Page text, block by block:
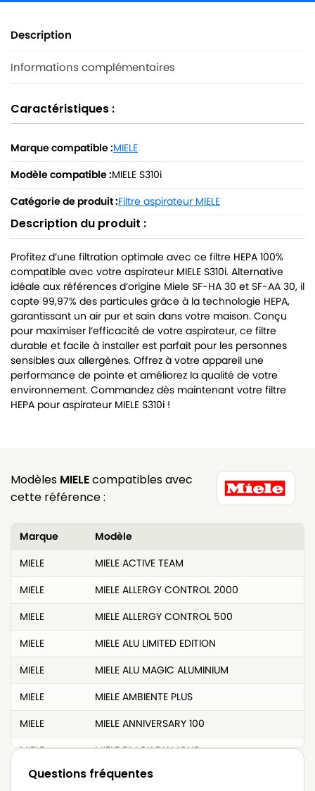
Description
Informations complémentaires
Caractéristiques :
Marque compatible :MIELE
Modèle compatible :MIELE S310i
Catégorie de produit :Filtre aspirateur MIELE
Description du produit :
Profitez d’une filtration optimale avec ce filtre HEPA 100%
compatible avec votre aspirateur MIELE S310i. Alternative
idéale aux références d’origine Miele SF-HA 30 et SF-AA 30, il
capte 99,97% des particules grâce à la technologie HEPA,
garantissant un air pur et sain dans votre maison. Conçu
pour maximiser l’efficacité de votre aspirateur, ce filtre
durable et facile à installer est parfait pour les personnes
sensibles aux allergènes. Offrez à votre appareil une
performance de pointe et améliorez la qualité de votre
environnement. Commandez dès maintenant votre filtre
HEPA pour aspirateur MIELE S310i !
Modèles MIELEcompatibles avec
cette référence :
Marque
Modèle
MIELE
MIELE ACTIVE TEAM
MIELE
MIELE ALLERGY CONTROL 2000
MIELE
MIELE ALLERGY CONTROL 500
MIELE
MIELE ALU LIMITED EDITION
MIELE
MIELE ALU MAGIC ALUMINIUM
MIELE
MIELE AMBIENTE PLUS
MIELE
MIELE ANNIVERSARY 100
MIELE
MIELE BLACK DIAMOND
MIELE
MIELE BLACK JEWEL
Questions fréquentes